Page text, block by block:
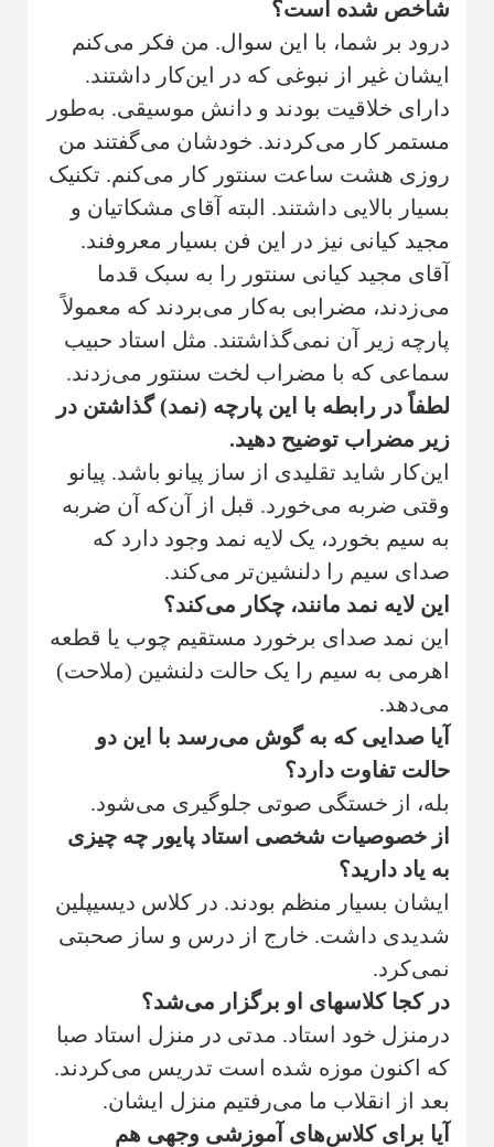
شاخص شده است؟
‌درود بر شما، با این سوال. من فکر می‌کنم
ایشان غیر از نبوغی که در این‌کار داشتند.
دارای خلاقیت بودند و دانش موسیقی. به‌طور
مستمر کار می‌کردند. خودشان می‌گفتند من
روزی هشت ساعت سنتور کار می‌‌کنم. تکنیک
بسیار بالایی داشتند. البته آقای مشکاتیان و
مجید کیانی نیز در این فن بسیار معروفند.
آقای مجید کیانی سنتور را به سبک قدما
می‌‌زدند، مضرابی به‌کار می‌بردند که معمولاً
پارچه زیر آن نمی‌گذاشتند. مثل استاد حبیب
سماعی که با مضراب لخت سنتور می‌زدند.
‌لطفاً در رابطه با این پارچه (نمد) گذاشتن در
زیر مضراب توضیح دهید.
‌این‌کار شاید تقلیدی از ساز پیانو باشد. پیانو
وقتی ضربه می‌خورد. قبل از آن‌که آن ضربه
به سیم بخورد، یک لایه نمد وجود دارد که
صدای سیم را دلنشین‌تر می‌کند.
‌این لایه نمد مانند، چکار می‌کند؟
‌این نمد صدای برخورد مستقیم چوب یا قطعه
اهرمی به سیم را یک حالت دلنشین (ملاحت)
می‌دهد.
‌‌آیا صدایی که به گوش می‌رسد با این دو
حالت تفاوت دارد؟
‌بله، از خستگی صوتی جلوگیری می‌شود.
‌از خصوصیات شخصی استاد پایور چه چیزی
به یاد دارید؟
‌ایشان بسیار منظم بودند. در کلاس دیسیپلین
شدیدی داشت. خارج از درس و ساز صحبتی
نمی‌کرد.
‌در کجا کلاسهای او برگزار می‌شد؟
‌د‌رمنزل خود استاد. مدتی در منزل استاد صبا
که اکنون موزه شده است تدریس می‌کردند.
بعد از انقلاب ما می‌رفتیم منزل ایشان.
‌آیا برای کلاس‌های آموزشی وجهی هم